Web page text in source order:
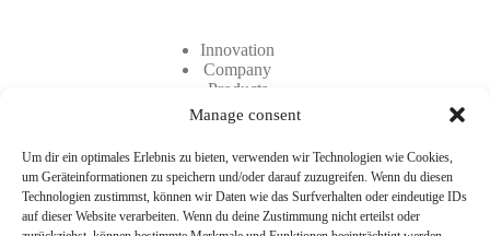
Manage consent
Um dir ein optimales Erlebnis zu bieten, verwenden wir Technologien wie Cookies,
um Geräteinformationen zu speichern und/oder darauf zuzugreifen. Wenn du diesen
Technologien zustimmst, können wir Daten wie das Surfverhalten oder eindeutige IDs
auf dieser Website verarbeiten. Wenn du deine Zustimmung nicht erteilst oder
Innovation
Company
Products
Contact
Career